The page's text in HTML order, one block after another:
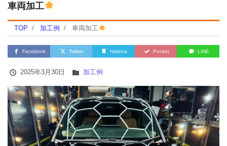
車両加工
TOP 加工例 車両加工
Facebook Twitter Hatena Pocket LINE
2025年3月30日 加工例